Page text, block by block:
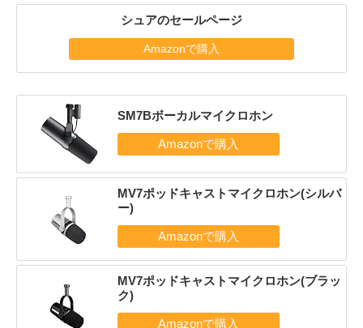
シュアのセールページ
Amazonで購入
SM7Bボーカルマイクロホン
MV7ポッドキャストマイクロホン(シルバ
ー)
MV7ポッドキャストマイクロホン(ブラッ
ク)